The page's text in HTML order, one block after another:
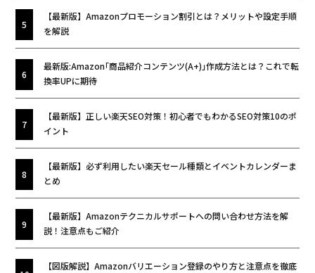
【最新版】Amazonプロモーション割引とは？メリットや設定手順
を解説
最新版:Amazon｢商品紹介コンテンツ(A+)｣作成方法とは？これで転
換率UPに期待
【最新版】正しい楽天SEO対策！初心者でもわかるSEO対策10のポ
イント
【最新版】必ず利用したい楽天セール種類とイベントカレンダーま
とめ
【最新版】Amazonテクニカルサポートへの問い合わせ方法を解
説！注意点もご紹介
【図版解説】Amazonバリエーション登録のやり方と注意点を徹底